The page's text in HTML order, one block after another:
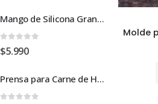
Mango de Silicona Grande
0 out of 5
$5.990
Prensa para Carne de Hierro Fundido 10.9 x 21 cm